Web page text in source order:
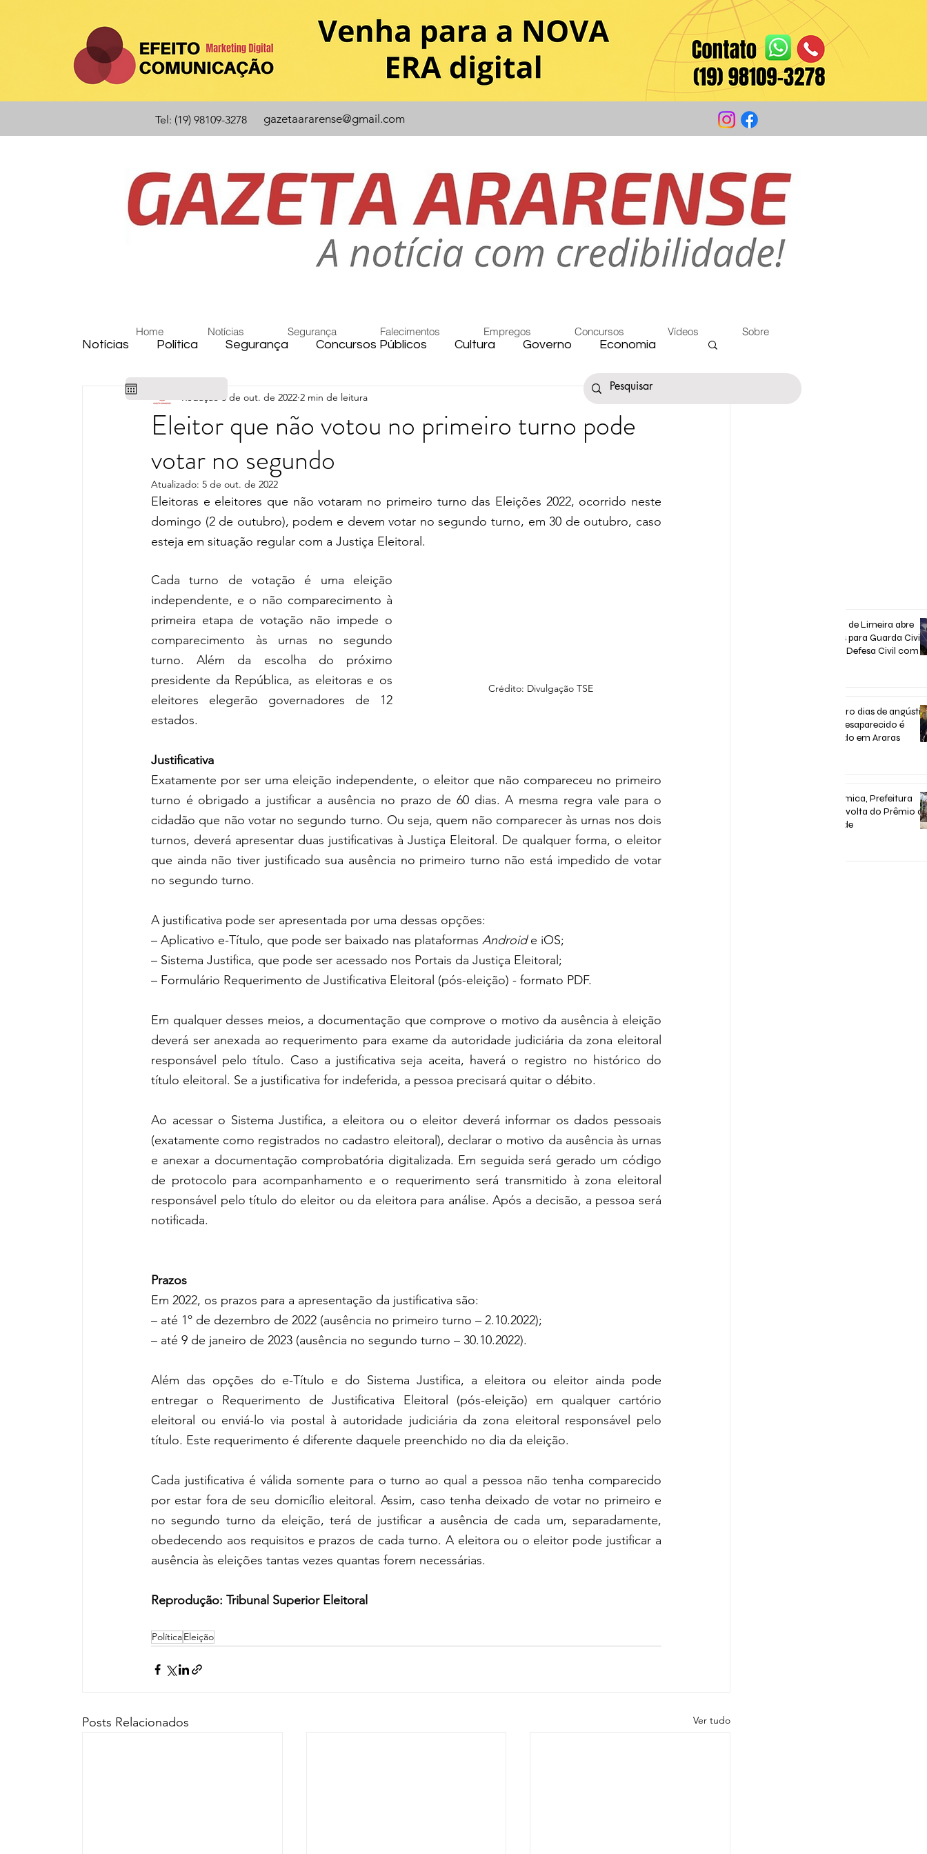
Tel: (19) 98109-3278 gazetaararense@gmail.com
Home Notícias Segurança Falecimentos Empregos Concursos Vídeos Sobre
Concurso de Limeira abre
inscrições para Guarda Civil,
Trânsito e Defesa Civil com
Após quatro dias de
homem desaparecido é
encontrado em Araras
Após polêmica, Prefeitura
confirma volta do Prêmio de
Assiduidade
Notícias Política Segurança Concursos Públicos Cultura Governo Economia
Cidade Educação Eleições Saúde Fake News
Emprego Religião Sindicato Férias Trânsito Eleições 2024 Festa do Peão
Eleitor que não votou no primeiro turno pode
votar no segundo
3 de out. de 2022 2 min de leitura
Atualizado: 5 de out. de 2022
Eleitoras e eleitores que não votaram no primeiro turno das Eleições 2022, ocorrido neste
domingo (2 de outubro), podem e devem votar no segundo turno, em 30 de outubro, caso
esteja em situação regular com a Justiça Eleitoral.
Crédito: Divulgação TSE
Cada turno de votação é uma eleição
independente, e o não comparecimento à
primeira etapa de votação não impede o
comparecimento às urnas no segundo
turno. Além da escolha do próximo
presidente da República, as eleitoras e os
eleitores elegerão governadores de 12
estados.
Justificativa
Exatamente por ser uma eleição independente, o eleitor que não compareceu no primeiro
turno é obrigado a justificar a ausência no prazo de 60 dias. A mesma regra vale para o
cidadão que não votar no segundo turno. Ou seja, quem não comparecer às urnas nos dois
turnos, deverá apresentar duas justificativas à Justiça Eleitoral. De qualquer forma, o eleitor
que ainda não tiver justificado sua ausência no primeiro turno não está impedido de votar
no segundo turno.
A justificativa pode ser apresentada por uma dessas opções:
– Aplicativo e-Título, que pode ser baixado nas plataformas Android e iOS;
– Sistema Justifica, que pode ser acessado nos Portais da Justiça Eleitoral;
– Formulário Requerimento de Justificativa Eleitoral (pós-eleição) - formato PDF.
Em qualquer desses meios, a documentação que comprove o motivo da ausência à eleição
deverá ser anexada ao requerimento para exame da autoridade judiciária da zona eleitoral
responsável pelo título. Caso a justificativa seja aceita, haverá o registro no histórico do
título eleitoral. Se a justificativa for indeferida, a pessoa precisará quitar o débito.
Ao acessar o Sistema Justifica, a eleitora ou o eleitor deverá informar os dados pessoais
(exatamente como registrados no cadastro eleitoral), declarar o motivo da ausência às urnas
e anexar a documentação comprobatória digitalizada. Em seguida será gerado um código
de protocolo para acompanhamento e o requerimento será transmitido à zona eleitoral
responsável pelo título do eleitor ou da eleitora para análise. Após a decisão, a pessoa será
notificada.
Prazos
Em 2022, os prazos para a apresentação da justificativa são:
– até 1º de dezembro de 2022 (ausência no primeiro turno – 2.10.2022);
– até 9 de janeiro de 2023 (ausência no segundo turno – 30.10.2022).
Além das opções do e-Título e do Sistema Justifica, a eleitora ou eleitor ainda pode
entregar o Requerimento de Justificativa Eleitoral (pós-eleição) em qualquer cartório
eleitoral ou enviá-lo via postal à autoridade judiciária da zona eleitoral responsável pelo
título. Este requerimento é diferente daquele preenchido no dia da eleição.
Cada justificativa é válida somente para o turno ao qual a pessoa não tenha comparecido
por estar fora de seu domicílio eleitoral. Assim, caso tenha deixado de votar no primeiro e
no segundo turno da eleição, terá de justificar a ausência de cada um, separadamente,
obedecendo aos requisitos e prazos de cada turno. A eleitora ou o eleitor pode justificar a
ausência às eleições tantas vezes quantas forem necessárias.
Reprodução: Tribunal Superior Eleitoral
PolíticaEleição
Posts Relacionados Ver tudo